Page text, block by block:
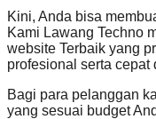
Kini, Anda bisa
Kami Lawang Techno
website Terbaik yang
profesional serta cepat
Bagi para pelanggan
yang sesuai budget